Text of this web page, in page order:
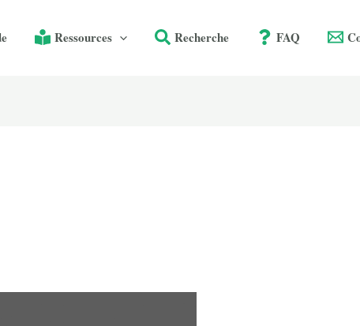
Ressources Recherche FAQ